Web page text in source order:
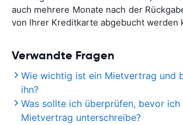
auch mehrere Monate nach der
von Ihrer Kreditkarte abgebucht werden
Verwandte Fragen
Wie wichtig ist ein Mietvertrag und
ihn?
Was sollte ich überprüfen, bevor ich
Mietvertrag unterschreibe?